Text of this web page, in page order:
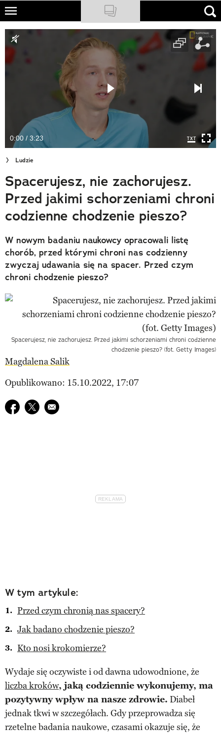
Skip
main
NATIONAL GEOGRAPHIC
Newsletter
Cuda Polski
Wielki Konkurs Fotograficzny
Trendbook Podróżniczy
Polecane
0:00 / 3:23
Ludzie
Spacerujesz, nie zachorujesz.
Przed jakimi schorzeniami chroni
codzienne chodzenie pieszo?
W nowym badaniu naukowcy opracowali listę
chorób, przed którymi chroni nas codzienny
zwyczaj udawania się na spacer. Przed czym
chroni chodzenie pieszo?
Spacerujesz, nie zachorujesz. Przed jakimi schorzeniami chroni codzienne
chodzenie pieszo? (fot. Getty Images)
Magdalena Salik
Opublikowano: 15.10.2022, 17:07
Udostępnij na facebook
Udostępnij na twitter
E-mail do przyjaciela
W tym artykule:
Przed czym chronią nas spacery?
Jak badano chodzenie pieszo?
Kto nosi krokomierze?
Wydaje się oczywiste i od dawna udowodnione, że
liczba kroków, jaką codziennie wykonujemy, ma
pozytywny wpływ na nasze zdrowie. Diabeł
jednak tkwi w szczegółach. Gdy przeprowadza się
rzetelne badania naukowe, czasami okazuje się, że